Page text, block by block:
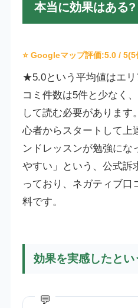
本当に効果はある?
⭐ Googleマップ評価:5.0/ 5(5
★5.0という平均値はエリ
コミ件数は5件と少なく
して読む必要があります
心者からスタートして上
ンドレッスンが勉強にな
やすい」という、公式訴
っており、ネガティブ口
料です。
効果を実感したとい